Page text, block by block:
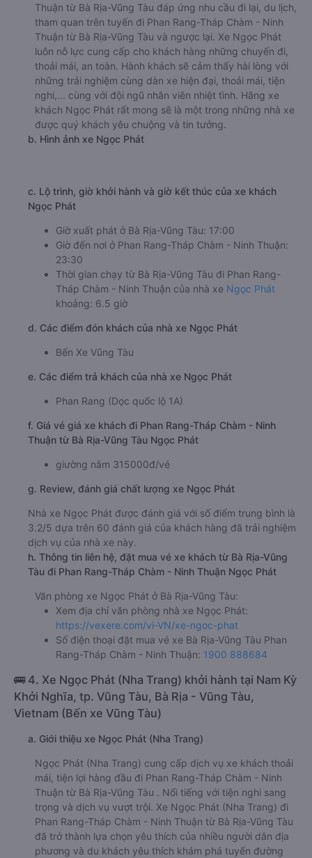
Thuận từ Bà Rịa-Vũng Tàu đáp ứng nhu cầu đi lại, du lịch,
tham quan trên tuyến đi Phan Rang-Tháp Chàm - Ninh
Thuận từ Bà Rịa-Vũng Tàu và ngược lại. Xe Ngọc Phát
luôn nỗ lực cung cấp cho khách hàng những chuyến đi,
thoải mái, an toàn. Hành khách sẽ cảm thấy hài lòng với
những trải nghiệm cùng dàn xe hiện đại, thoải mái, tiện
nghi,... cùng với đội ngũ nhân viên nhiệt tình. Hãng xe
khách Ngọc Phát rất mong sẽ là một trong những nhà xe
được quý khách yêu chuộng và tin tưởng.
b. Hình ảnh xe Ngọc Phát
c. Lộ trình, giờ khởi hành và giờ kết thúc của xe khách
Ngọc Phát
Giờ xuất phát ở Bà Rịa-Vũng Tàu: 17:00
Giờ đến nơi ở Phan Rang-Tháp Chàm - Ninh Thuận:
23:30
Thời gian chạy từ Bà Rịa-Vũng Tàu đi Phan Rang-
Tháp Chàm - Ninh Thuận của nhà xe Ngọc Phát
khoảng: 6.5 giờ
d. Các điểm đón khách của nhà xe Ngọc Phát
Bến Xe Vũng Tàu
e. Các điểm trả khách của nhà xe Ngọc Phát
Phan Rang (Dọc quốc lộ 1A)
f. Giá vé giá xe khách đi Phan Rang-Tháp Chàm - Ninh
Thuận từ Bà Rịa-Vũng Tàu Ngọc Phát
giường nằm 315000đ/vé
g. Review, đánh giá chất lượng xe Ngọc Phát
Nhà xe Ngọc Phát được đánh giá với số điểm trung bình là
3.2/5 dựa trên 60 đánh giá của khách hàng đã trải nghiệm
dịch vụ của nhà xe này.
h. Thông tin liên hệ, đặt mua vé xe khách từ Bà Rịa-Vũng
Tàu đi Phan Rang-Tháp Chàm - Ninh Thuận Ngọc Phát
Văn phòng xe Ngọc Phát ở Bà Rịa-Vũng Tàu:
Xem địa chỉ văn phòng nhà xe Ngọc Phát:
https://vexere.com/vi-VN/xe-ngoc-phat
Số điện thoại đặt mua vé xe Bà Rịa-Vũng Tàu Phan
Rang-Tháp Chàm - Ninh Thuận: 1900 888684
🚌 4. Xe Ngọc Phát (Nha Trang) khởi hành tại Nam Kỳ
Khởi Nghĩa, tp. Vũng Tàu, Bà Rịa - Vũng Tàu,
Vietnam (Bến xe Vũng Tàu)
a. Giới thiệu xe Ngọc Phát (Nha Trang)
Ngọc Phát (Nha Trang) cung cấp dịch vụ xe khách thoải
mái, tiện lợi hàng đầu đi Phan Rang-Tháp Chàm - Ninh
Thuận từ Bà Rịa-Vũng Tàu . Nổi tiếng với tiện nghi sang
trọng và dịch vụ vượt trội. Xe Ngọc Phát (Nha Trang) đi
Phan Rang-Tháp Chàm - Ninh Thuận từ Bà Rịa-Vũng Tàu
đã trở thành lựa chọn yêu thích của nhiều người dân địa
phương và du khách yêu thích khám phá tuyến đường